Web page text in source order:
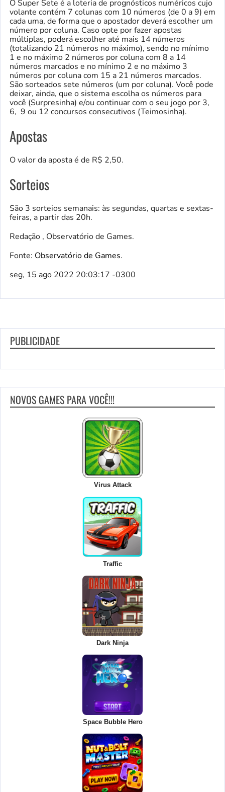
O Super Sete é a loteria de prognósticos numéricos cujo
volante contém 7 colunas com 10 números (de 0 a 9) em
cada uma, de forma que o apostador deverá escolher um
número por coluna. Caso opte por fazer apostas
múltiplas, poderá escolher até mais 14 números
(totalizando 21 números no máximo), sendo no mínimo
1 e no máximo 2 números por coluna com 8 a 14
números marcados e no mínimo 2 e no máximo 3
números por coluna com 15 a 21 números marcados.
São sorteados sete números (um por coluna). Você pode
deixar, ainda, que o sistema escolha os números para
você (Surpresinha) e/ou continuar com o seu jogo por 3,
6, 9 ou 12 concursos consecutivos (Teimosinha).
Apostas
O valor da aposta é de R$ 2,50.
Sorteios
São 3 sorteios semanais: às segundas, quartas e sextas-
feiras, a partir das 20h.
Redação , Observatório de Games.
Fonte: Observatório de Games.
seg, 15 ago 2022 20:03:17 -0300
PUBLICIDADE
NOVOS GAMES PARA VOCÊ!!!
Virus Attack
Traffic
Dark Ninja
Space Bubble Hero